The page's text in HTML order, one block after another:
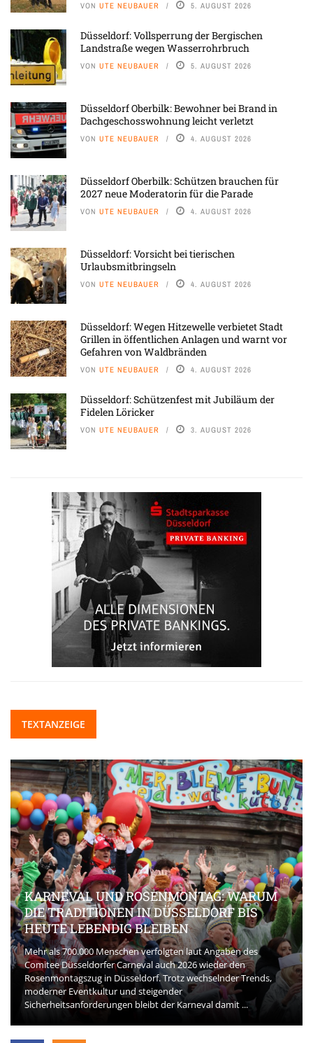
VON UTE NEUBAUER 5. AUGUST 2026
Düsseldorf: Vollsperrung der Bergischen
Landstraße wegen Wasserrohrbruch
VON UTE NEUBAUER 5. AUGUST 2026
Düsseldorf Oberbilk: Bewohner bei Brand in
Dachgeschosswohnung leicht verletzt
VON UTE NEUBAUER 4. AUGUST 2026
Düsseldorf Oberbilk: Schützen brauchen für
2027 neue Moderatorin für die Parade
VON UTE NEUBAUER 4. AUGUST 2026
Düsseldorf: Vorsicht bei tierischen
Urlaubsmitbringseln
VON UTE NEUBAUER 4. AUGUST 2026
Düsseldorf: Wegen Hitzewelle verbietet Stadt
Grillen in öffentlichen Anlagen und warnt vor
Gefahren von Waldbränden
VON UTE NEUBAUER 4. AUGUST 2026
Düsseldorf: Schützenfest mit Jubiläum der
Fidelen Löricker
VON UTE NEUBAUER 3. AUGUST 2026
TEXTANZEIGE
KARNEVAL UND ROSENMONTAG: WARUM
DIE TRADITIONEN IN DÜSSELDORF BIS
HEUTE LEBENDIG BLEIBEN
Mehr als 700.000 Menschen verfolgten laut Angaben des
Comitee Düsseldorfer Carneval auch 2026 wieder den
Rosenmontagszug in Düsseldorf. Trotz wechselnder Trends,
moderner Eventkultur und steigender
Sicherheitsanforderungen bleibt der Karneval damit ...